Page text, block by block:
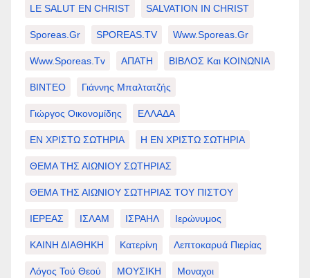
LE SALUT EN CHRIST SALVATION IN CHRIST
Sporeas.gr SPOREAS.TV Www.sporeas.gr
Www.sporeas.tv ΑΠΑΤΗ ΒΙΒΛΟΣ Και ΚΟΙΝΩΝΙΑ
ΒΙΝΤΕΟ Γιάννης Μπαλτατζής
Γιώργος Οικονομίδης ΕΛΛΑΔΑ
ΕΝ ΧΡΙΣΤΩ ΣΩΤΗΡΙΑ Η ΕΝ ΧΡΙΣΤΩ ΣΩΤΗΡΙΑ
ΘΕΜΑ ΤΗΣ ΑΙΩΝΙΟΥ ΣΩΤΗΡΙΑΣ
ΘΕΜΑ ΤΗΣ ΑΙΩΝΙΟΥ ΣΩΤΗΡΙΑΣ ΤΟΥ ΠΙΣΤΟΥ
ΙΕΡΕΑΣ ΙΣΛΑΜ ΙΣΡΑΗΛ Ιερώνυμος
ΚΑΙΝΗ ΔΙΑΘΗΚΗ Κατερίνη Λεπτοκαρυά Πιερίας
Λόγος Τού Θεού ΜΟΥΣΙΚΗ Μοναχοι